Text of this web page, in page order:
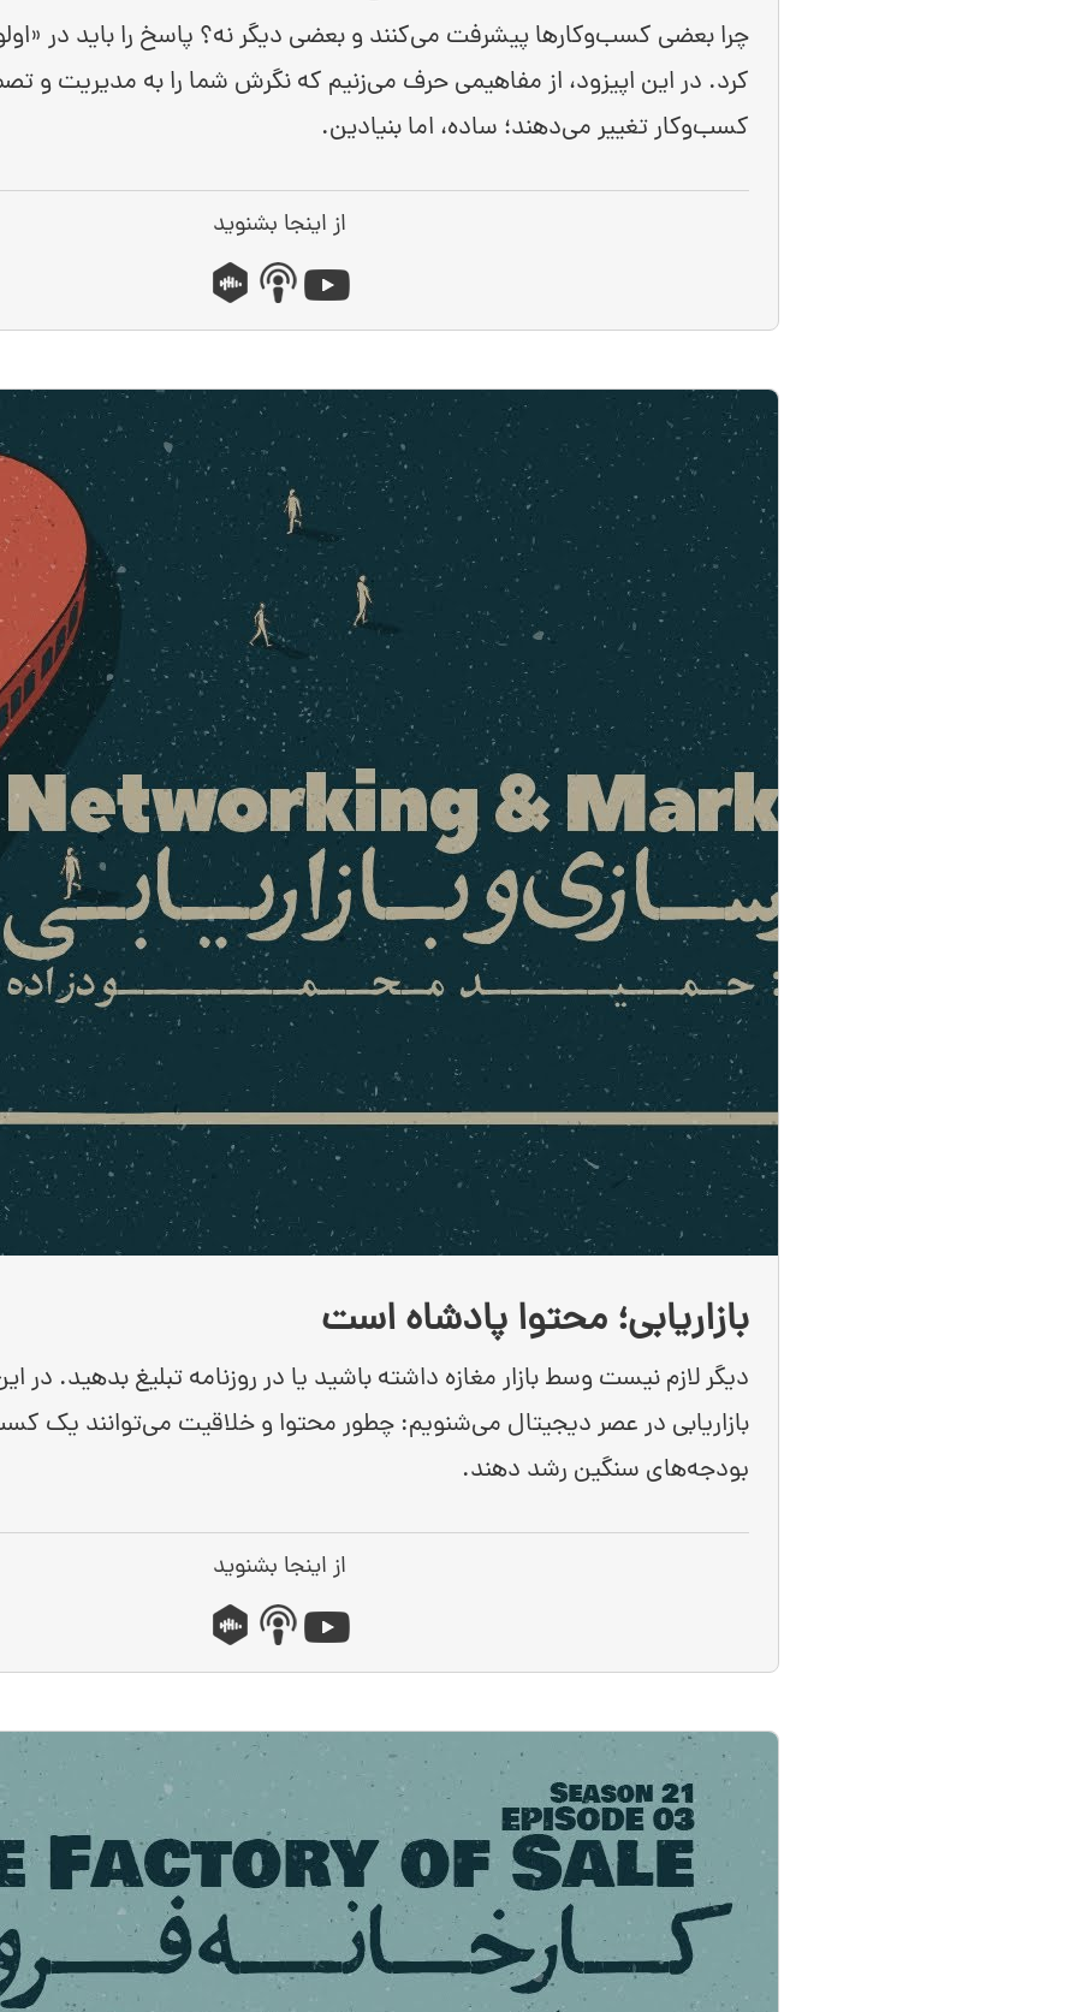
چرا بعضی کسب‌وکارها پیشرفت می‌کنند و بعضی دیگر نه؟ پاسخ را باید در
کرد. در این اپیزود، از مفاهیمی حرف می‌زنیم که نگرش شما را به مدیریت و
کسب‌وکار تغییر می‌دهند؛ ساده، اما بنیادین.
از اینجا بشنوید
بازاریابی؛ محتوا پادشاه است
دیگر لازم نیست وسط بازار مغازه داشته باشید یا در روزنامه تبلیغ بدهید. در
بازاریابی در عصر دیجیتال می‌شنویم: چطور محتوا و خلاقیت می‌توانند یک
بودجه‌های سنگین رشد دهند.
از اینجا بشنوید